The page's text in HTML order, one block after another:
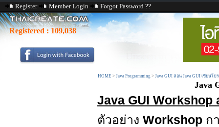
Register Member Login Forgot Password ??
Registered : 109,038
HOME > Java Programming > Java GUI สอน Java GUI เขียนโ
Java
Java GUI Workshop
ตัวอย่าง Workshop ก